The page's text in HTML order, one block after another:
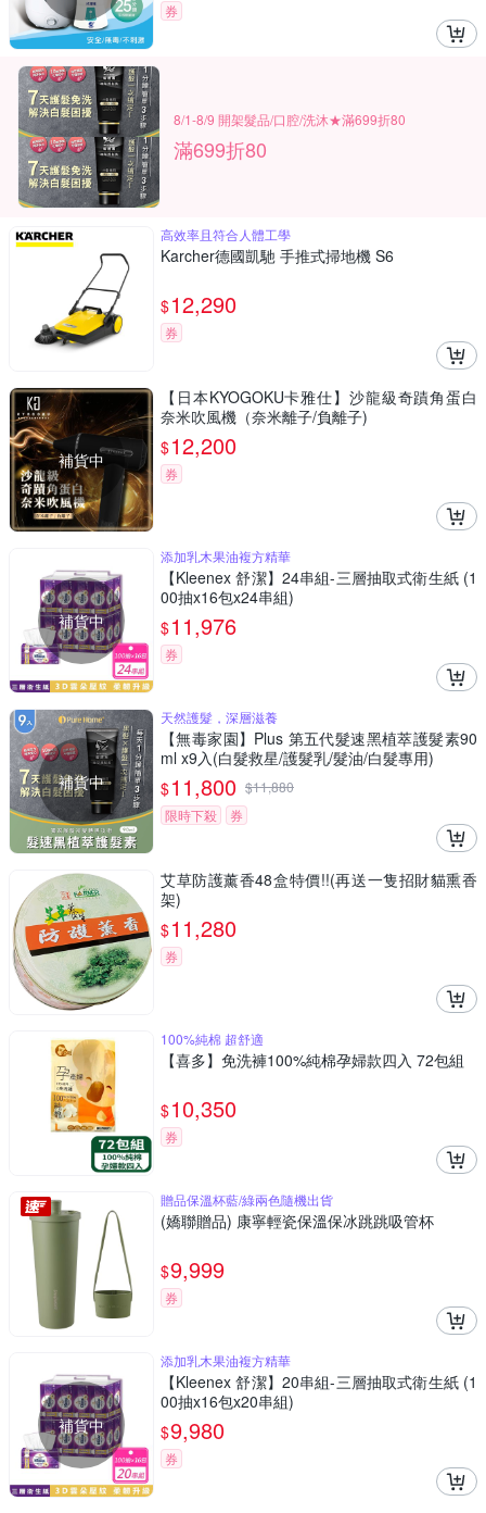
券
8/1-8/9 開架髮品/口腔/洗沐★滿699折80
滿699折80
高效率且符合人體工學
Karcher德國凱馳 手推式掃地機 S6
$12,290
券
補貨中
【日本KYOGOKU卡雅仕】沙龍級奇蹟角蛋白
奈米吹風機（奈米離子/負離子)
$12,200
券
補貨中
添加乳木果油複方精華
【Kleenex 舒潔】24串組-三層抽取式衛生紙 (1
00抽x16包x24串組)
$11,976
券
補貨中
天然護髮，深層滋養
【無毒家園】Plus 第五代髮速黑植萃護髮素90
ml x9入(白髮救星/護髮乳/髮油/白髮專用)
$11,800 $11,880
限時下殺
券
艾草防護薰香48盒特價!!(再送一隻招財貓熏香
架)
$11,280
券
100%純棉 超舒適
【喜多】免洗褲100%純棉孕婦款四入 72包組
$10,350
券
贈品保溫杯藍/綠兩色隨機出貨
(嬌聯贈品) 康寧輕瓷保溫保冰跳跳吸管杯
$9,999
券
補貨中
添加乳木果油複方精華
【Kleenex 舒潔】20串組-三層抽取式衛生紙 (1
00抽x16包x20串組)
$9,980
券